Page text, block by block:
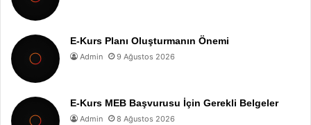
E-Kurs Planı Oluşturmanın Önemi
Admin 9 Ağustos 2026
E-Kurs MEB Başvurusu İçin Gerekli Belgeler
Admin 8 Ağustos 2026